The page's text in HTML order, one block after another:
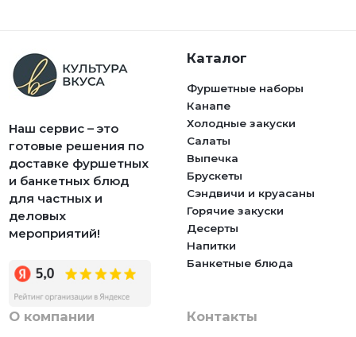
Наш сервис – это
готовые решения по
доставке фуршетных
и банкетных блюд
для частных и
деловых
мероприятий!
Каталог
Фуршетные наборы
Канапе
Холодные закуски
Салаты
Выпечка
Брускеты
Сэндвичи и круасаны
Горячие закуски
Десерты
Напитки
Банкетные блюда
О компании
Контакты